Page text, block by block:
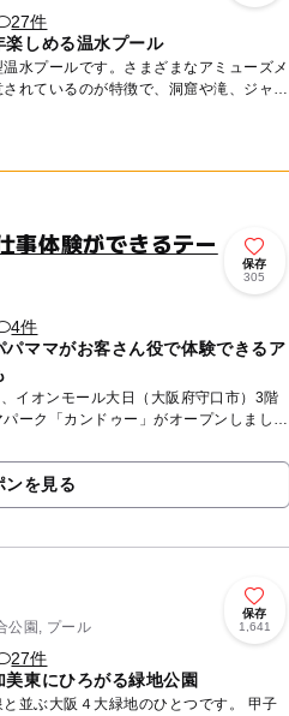
27件
楽しめる温水プール
水プールです。さまざまなアミューズメ
れているのが特徴で、洞窟や滝、ジャン
事体験ができるテー
保存
305
4件
パママがお客さん役で体験できるア
イオンモール大日（大阪府守口市）3階
ーク「カンドゥー」がオープンしまし
ンを見る
公園, プール
保存
1,641
27件
美東にひろがる緑地公園
並ぶ大阪４大緑地のひとつです。 甲子